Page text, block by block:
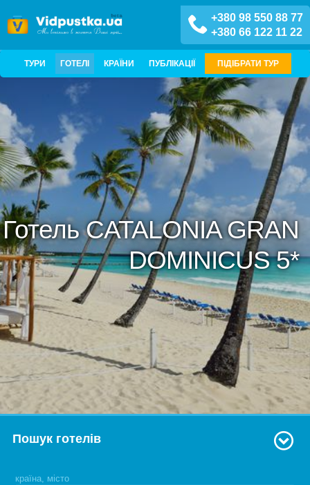
+380 98 550 88 77
+380 66 122 11 22
ТУРИ ГОТЕЛІ КРАЇНИ ПУБЛІКАЦІЇ ПІДІБРАТИ ТУР
Готель CATALONIA GRAN
DOMINICUS 5*
Пошук готелів
країна, місто